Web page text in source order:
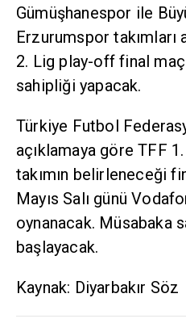
Gümüşhanespor ile
Erzurumspor takımları
2. Lig play-off final
sahipliği yapacak.
Türkiye Futbol
açıklamaya göre TFF
takımın belirleneceği
Mayıs Salı günü
oynanacak. Müsabaka
başlayacak.
Kaynak: Diyarbakır Söz